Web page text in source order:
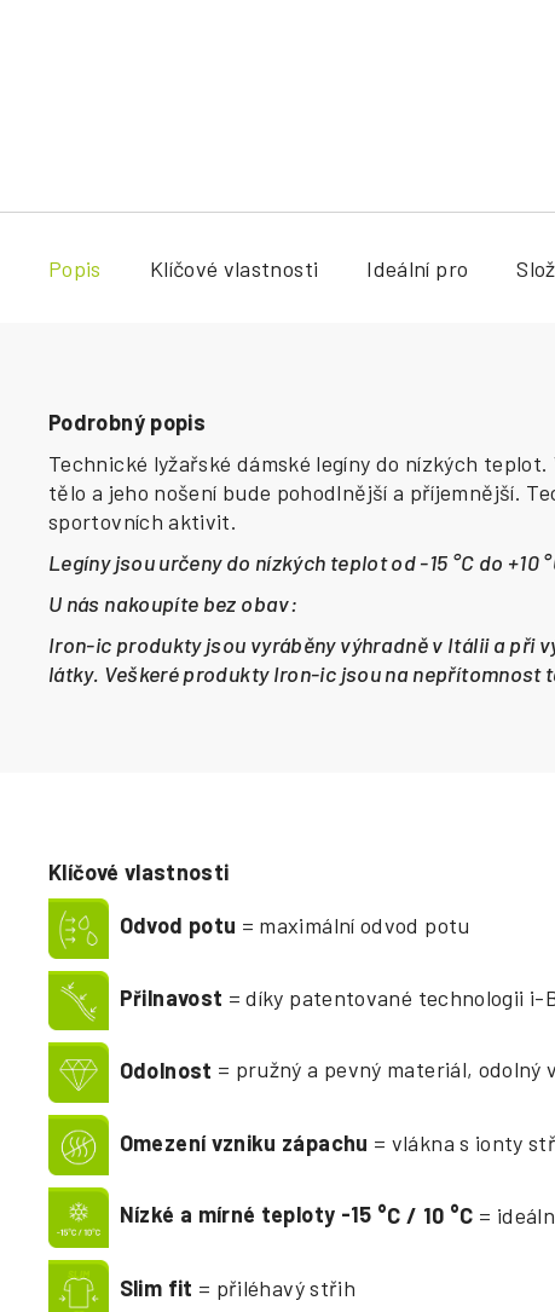
Popis Klíčové vlastnosti Ideální pro
Podrobný popis
Technické lyžařské dámské legíny do nízkých
tělo a jeho nošení bude pohodlnější a příjemnější.
sportovních aktivit.
Legíny jsou určeny do nízkých teplot od -15 °C do +10
U nás nakoupíte bez obav:
Iron-ic produkty jsou vyráběny výhradně v Itálii a při
látky. Veškeré produkty Iron-ic jsou na
Klíčové vlastnosti
Odvod potu = maximální odvod potu
Přilnavost = díky patentované technologii i-
Odolnost = pružný a pevný materiál,
Omezení vzniku zápachu = vlákna s ionty
Nízké a mírné teploty -15 °C / 10 °C =
Slim fit = přiléhavý střih